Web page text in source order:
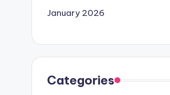
January 2026
Categories